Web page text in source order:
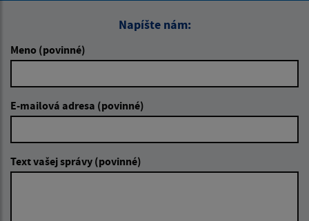
Napíšte nám:
Meno (povinné)
E-mailová adresa (povinné)
Text vašej správy (povinné)